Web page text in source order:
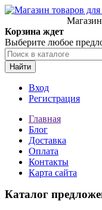
Магазин
Корзина ждет
Выберите любое
Найти
Вход
Регистрация
Главная
Блог
Доставка
Оплата
Контакты
Карта сайта
Каталог